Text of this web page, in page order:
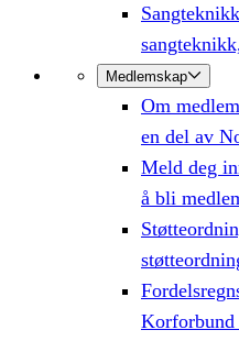
Medlemskap
Om
en del av
Meld deg
å bli
Korforbund